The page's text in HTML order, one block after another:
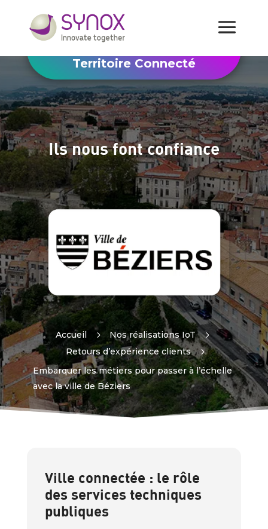
Territoire Connecté
Ils nous font confiance
Accueil 5 Nos réalisations IoT 5
Retours d’expérience clients 5
Embarquer les métiers pour passer à l’échelle
avec la ville de Béziers
Ville connectée : le rôle
des services techniques
publiques